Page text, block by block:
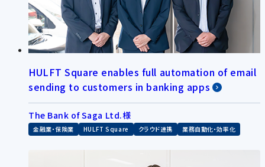
HULFT Square enables full automation of email
sending to customers in banking apps
The Bank of Saga Ltd.様
金融業・保険業 HULFT Square クラウド連携 業務自動化・効率化